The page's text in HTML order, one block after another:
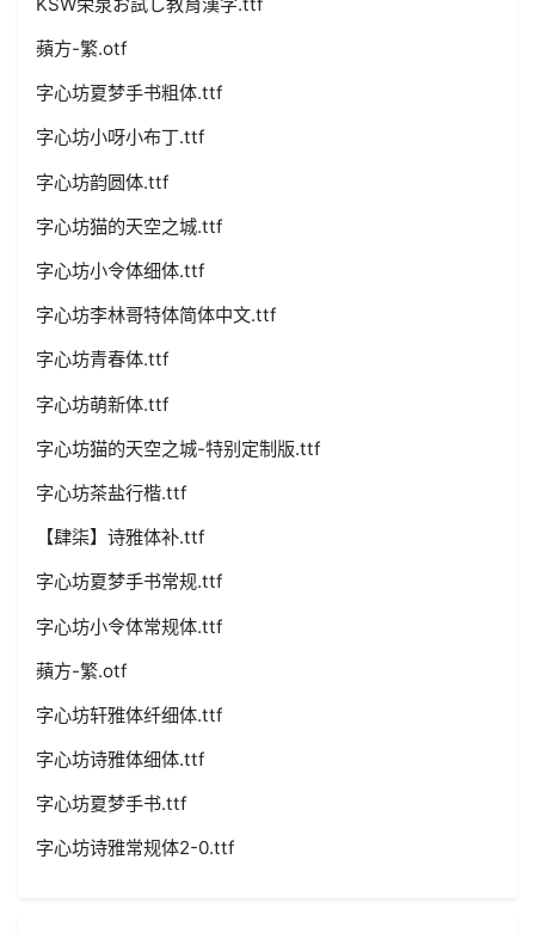
蘋方-繁.otf
字心坊夏梦手书粗体.ttf
字心坊小呀小布丁.ttf
字心坊韵圆体.ttf
字心坊猫的天空之城.ttf
字心坊小令体细体.ttf
字心坊李林哥特体简体中文.ttf
字心坊青春体.ttf
字心坊萌新体.ttf
字心坊猫的天空之城-特别定制版.ttf
字心坊茶盐行楷.ttf
【肆柒】诗雅体补.ttf
字心坊夏梦手书常规.ttf
字心坊小令体常规体.ttf
蘋方-繁.otf
字心坊轩雅体纤细体.ttf
字心坊诗雅体细体.ttf
字心坊夏梦手书.ttf
字心坊诗雅常规体2-0.ttf